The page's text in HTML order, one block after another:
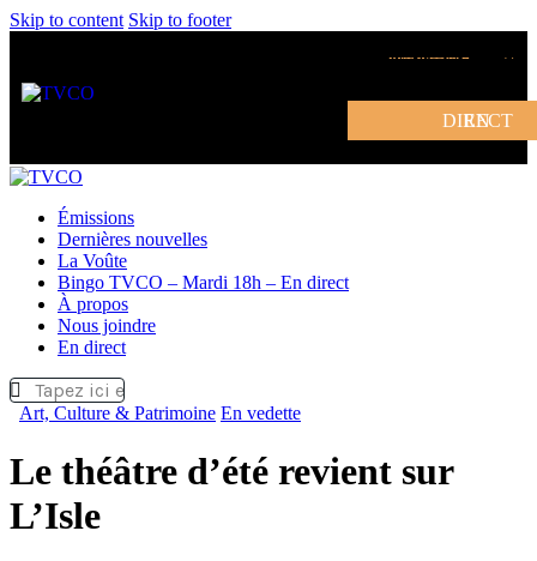
Skip to content Skip to footer
DEVENIR MEMBRE
EN DIRECT
Émissions
Dernières nouvelles
La Voûte
Bingo TVCO – Mardi 18h – En direct
À propos
Nous joindre
En direct
Art, Culture & Patrimoine En vedette
Le théâtre d’été revient sur
L’Isle